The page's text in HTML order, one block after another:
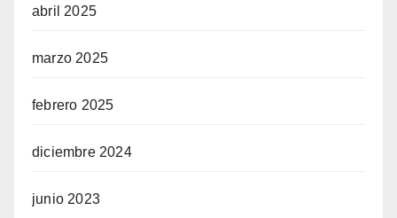
abril 2025
marzo 2025
febrero 2025
diciembre 2024
junio 2023